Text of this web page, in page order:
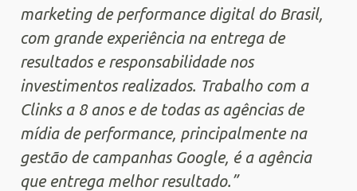
marketing de performance digital do Brasil,
com grande experiência na entrega de
resultados e responsabilidade nos
investimentos realizados. Trabalho com a
Clinks a 8 anos e de todas as agências de
mídia de performance, principalmente na
gestão de campanhas Google, é a agência
que entrega melhor resultado.”